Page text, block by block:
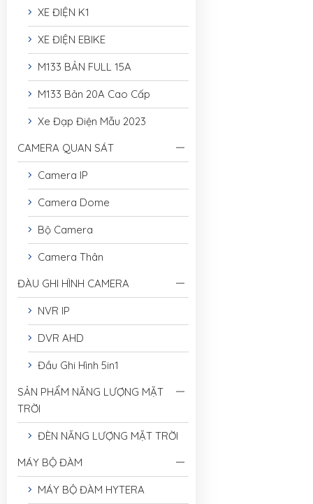
XE ĐIỆN K1
XE ĐIỆN EBIKE
M133 BẢN FULL 15A
M133 Bản 20A Cao Cấp
Xe Đạp Điện Mẫu 2023
CAMERA QUAN SÁT
Camera IP
Camera Dome
Bộ Camera
Camera Thân
ĐÀU GHI HÌNH CAMERA
NVR IP
DVR AHD
Đầu Ghi Hình 5in1
SẢN PHẨM NĂNG LƯỢNG MẶT
TRỜI
ĐÈN NĂNG LƯỢNG MẶT TRỜI
MÁY BỘ ĐÀM
MÁY BỘ ĐÀM HYTERA